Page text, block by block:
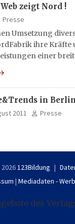
zeigt Nord !
Presse
Umsetzung
ihre Kräfte
einer
in Berlin
2011 Presse
123Bildung
| Mediadaten -
des